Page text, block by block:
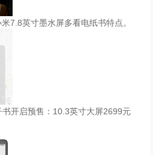
7.8英寸墨水屏多看电纸书特点。
开启预售：10.3英寸大屏2699元